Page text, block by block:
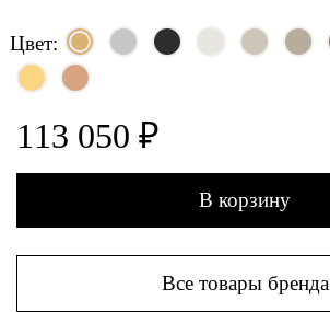
Цвет:
113 050 ₽
В корзину
Все товары бренда